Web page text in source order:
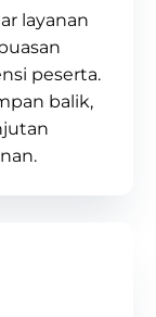
layanan
peserta.
balik,